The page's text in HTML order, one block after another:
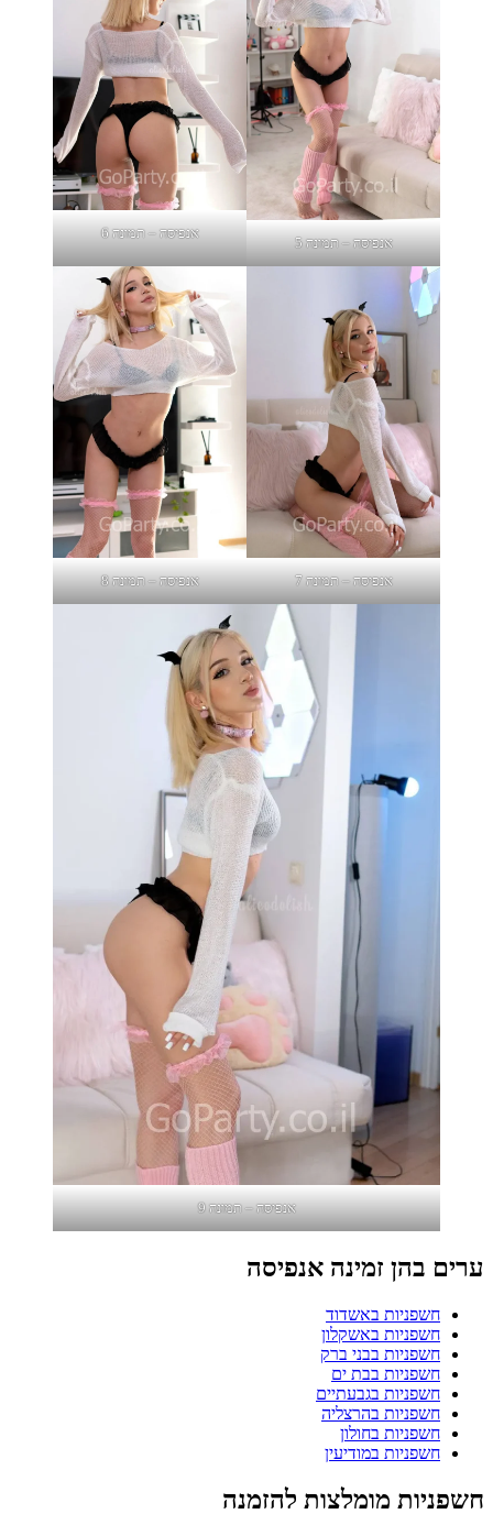
אנפיסה – תמונה 5
אנפיסה – תמונה 6
אנפיסה – תמונה 7 אנפיסה – תמונה 8
אנפיסה – תמונה 9
ערים בהן זמינה אנפיסה
חשפניות באשדוד
חשפניות באשקלון
חשפניות בבני ברק
חשפניות בבת ים
חשפניות בגבעתיים
חשפניות בהרצליה
חשפניות בחולון
חשפניות במודיעין
חשפניות מומלצות להזמנה